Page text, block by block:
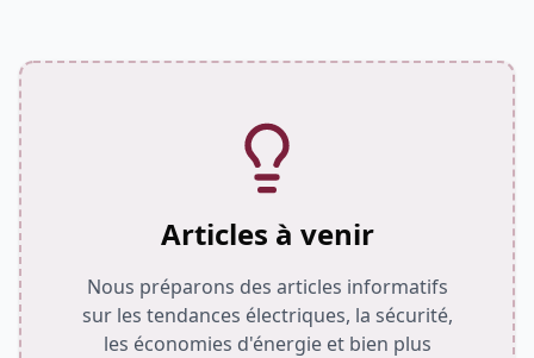
Articles à venir
Nous préparons des articles informatifs
sur les tendances électriques, la sécurité,
les économies d'énergie et bien plus